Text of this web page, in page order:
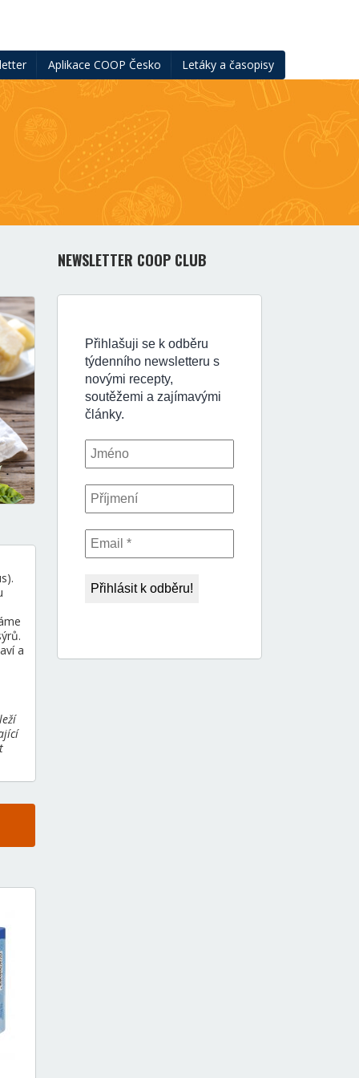
Aplikace COOP Česko Letáky a časopisy
a
NEWSLETTER COOP CLUB